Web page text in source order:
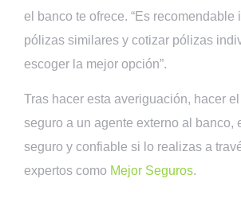
el banco te ofrece. “Es recomendable
pólizas similares y cotizar pólizas
escoger la mejor opción”.
Tras hacer esta averiguación, hacer el
seguro a un agente externo al banco,
seguro y confiable si lo realizas a
expertos como Mejor Seguros.